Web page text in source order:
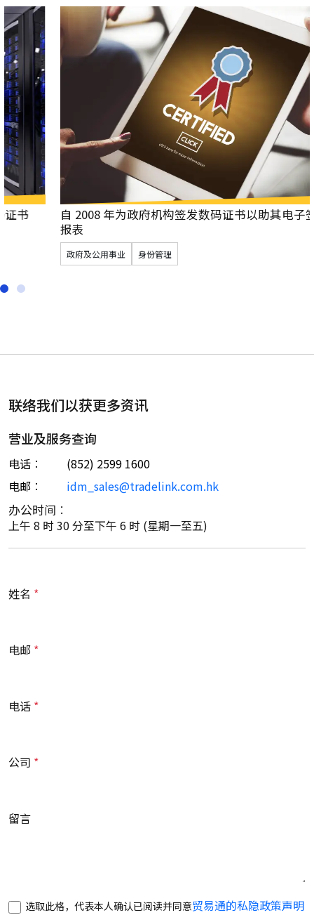
自 2008 年为政府机构签发数码证书以助其电子签署财务
政府及公用事业 身份管理
联络我们以获更多资讯
营业及服务查询
电话︰
(852) 2599 1600
电邮︰
idm_sales@tradelink.com.hk
办公时间︰
上午 8 时 30 分至下午 6 时 (星期一至五)
姓名
电邮
电话
公司
留言
选取此格，代表本人确认已阅读并同意贸易通的私隐政策声明